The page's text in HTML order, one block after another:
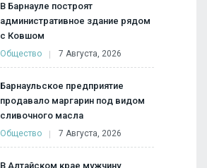
В Барнауле построят
административное здание рядом
с Ковшом
Общество 7 Августа, 2026
Барнаульское предприятие
продавало маргарин под видом
сливочного масла
Общество 7 Августа, 2026
В Алтайском крае мужчину